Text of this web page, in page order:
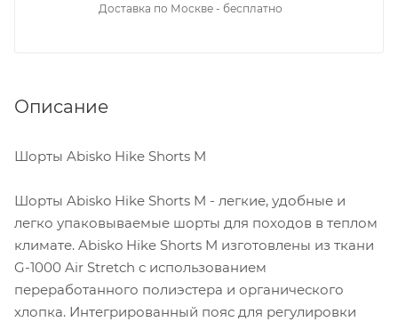
Доставка по Москве - бесплатно
Описание
Шорты Abisko Hike Shorts M
Шорты Abisko Hike Shorts M - легкие, удобные и
легко упаковываемые шорты для походов в теплом
климате. Abisko Hike Shorts M изготовлены из ткани
G-1000 Air Stretch с использованием
переработанного полиэстера и органического
хлопка. Интегрированный пояс для регулировки